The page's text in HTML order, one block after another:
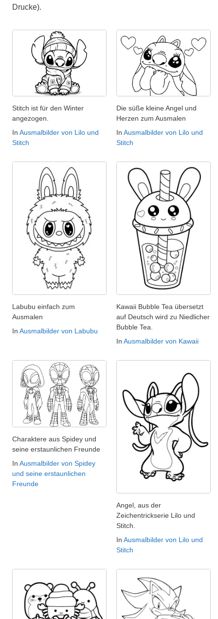
Drucke).
Stitch ist für den Winter
angezogen.
In Ausmalbilder von Lilo und
Stitch
Die süße kleine Angel und
Herzen zum Ausmalen
In Ausmalbilder von Lilo und
Stitch
Labubu einfach zum
Ausmalen
In Ausmalbilder von Labubu
Kawaii Bubble Tea übersetzt
auf Deutsch wird zu Niedlicher
Bubble Tea.
In Ausmalbilder von Kawaii
Charaktere aus Spidey und
seine erstaunlichen Freunde
In Ausmalbilder von Spidey
und seine erstaunlichen
Freunde
Angel, aus der
Zeichentrickserie Lilo und
Stitch.
In Ausmalbilder von Lilo und
Stitch